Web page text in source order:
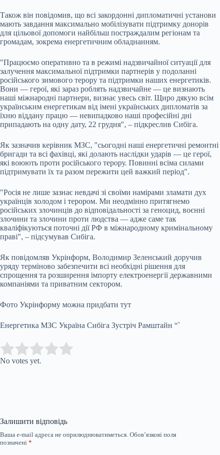
Також він повідомив, що всі закордонні дипломатичні установи
мають завдання максимально мобілізувати підтримку донорів
для цільової допомоги найбільш постраждалим регіонам та
громадам, зокрема енергетичним обладнанням.
"Працюємо оперативно та в режимі надзвичайної ситуації для
залучення максимальної підтримки партнерів у подоланні
російського зимового терору та підтримки наших енергетиків.
Вони — герої, які зараз роблять надзвичайне — це визнають
наші міжнародні партнери, визнає увесь світ. Щиро дякую всім
українським енергетикам від імені українських дипломатів за
їхню віддану працю — невипадково наші професійні дні
припадають на одну дату, 22 грудня", – підкреслив Сибіга.
Як зазначив керівник МЗС, "сьогодні наші енергетичні ремонтні
бригади та всі фахівці, які долають наслідки ударів — це герої,
які воюють проти російського терору. Повинні всіма силами
підтримувати їх та разом пережити цей важкий період".
"Росія не лише зазнає невдачі зі своїми намірами зламати дух
українців холодом і терором. Ми неодмінно притягнемо
російських злочинців до відповідальності за геноцид, воєнні
злочини та злочини проти людства — адже саме так
кваліфікуються поточні дії РФ в міжнародному кримінальному
праві", – підсумував Сибіга.
Як повідомляв Укрінформ, Володимир Зеленський доручив
уряду терміново забезпечити всі необхідні рішення для
спрощення та розширення імпорту електроенергії державними
компаніями та приватним сектором.
Фото Укрінформу можна придбати тут
Енергетика МЗС Україна Сибіга Зустріч Рамштайн “`
Rate this item:
No votes yet.
Залишити відповідь
Ваша e-mail адреса не оприлюднюватиметься. Обов’язкові поля
позначені *